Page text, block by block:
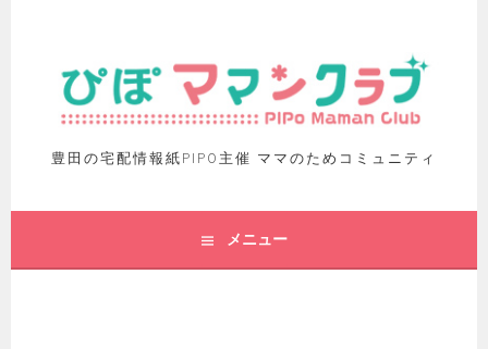
豊田の宅配情報紙PIPO主催 ママのためコミュニティ
メニュー